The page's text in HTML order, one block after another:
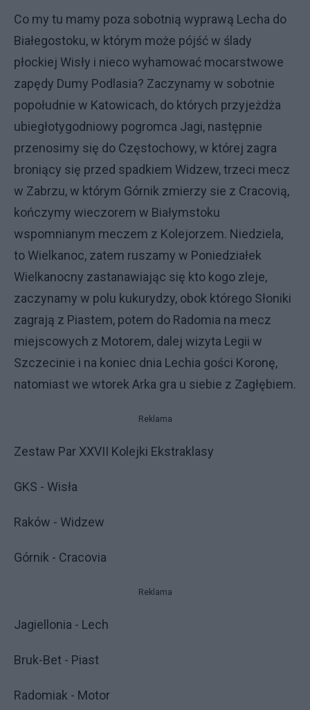
Co my tu mamy poza sobotnią wyprawą Lecha do
Białegostoku, w którym może pójść w ślady
płockiej Wisły i nieco wyhamować mocarstwowe
zapędy Dumy Podlasia? Zaczynamy w sobotnie
popołudnie w Katowicach, do których przyjeżdża
ubiegłotygodniowy pogromca Jagi, następnie
przenosimy się do Częstochowy, w której zagra
broniący się przed spadkiem Widzew, trzeci mecz
w Zabrzu, w którym Górnik zmierzy sie z Cracovią,
kończymy wieczorem w Białymstoku
wspomnianym meczem z Kolejorzem. Niedziela,
to Wielkanoc, zatem ruszamy w Poniedziałek
Wielkanocny zastanawiając się kto kogo zleje,
zaczynamy w polu kukurydzy, obok którego Słoniki
zagrają z Piastem, potem do Radomia na mecz
miejscowych z Motorem, dalej wizyta Legii w
Szczecinie i na koniec dnia Lechia gości Koronę,
natomiast we wtorek Arka gra u siebie z Zagłębiem.
Reklama
Zestaw Par XXVII Kolejki Ekstraklasy
GKS - Wisła
Raków - Widzew
Górnik - Cracovia
Reklama
Jagiellonia - Lech
Bruk-Bet - Piast
Radomiak - Motor